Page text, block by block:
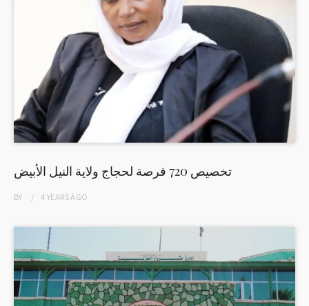
تخصيص 720 فرصة لحجاج ولاية النيل الأبيض
BY 4 YEARSAGO